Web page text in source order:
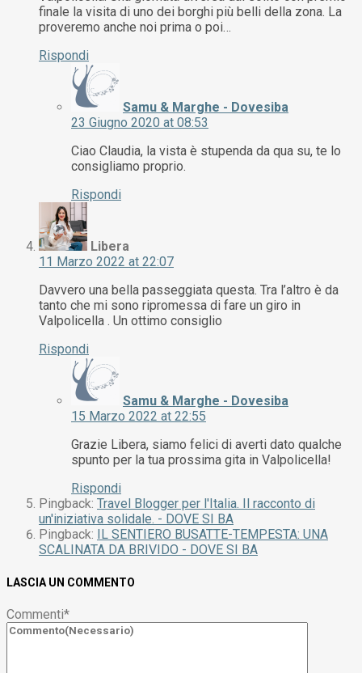
finale la visita di uno dei borghi più belli della zona. La
proveremo anche noi prima o poi…
Rispondi
Samu & Marghe - Dovesiba
23 Giugno 2020 at 08:53
Ciao Claudia, la vista è stupenda da qua su, te lo
consigliamo proprio.
Rispondi
Libera
11 Marzo 2022 at 22:07
Davvero una bella passeggiata questa. Tra l’altro è da
tanto che mi sono ripromessa di fare un giro in
Valpolicella . Un ottimo consiglio
Rispondi
Samu & Marghe - Dovesiba
15 Marzo 2022 at 22:55
Grazie Libera, siamo felici di averti dato qualche
spunto per la tua prossima gita in Valpolicella!
Rispondi
Pingback: Travel Blogger per l'Italia. Il racconto di
un'iniziativa solidale. - DOVE SI BA
Pingback: IL SENTIERO BUSATTE-TEMPESTA: UNA
SCALINATA DA BRIVIDO - DOVE SI BA
LASCIA UN COMMENTO
Commenti*